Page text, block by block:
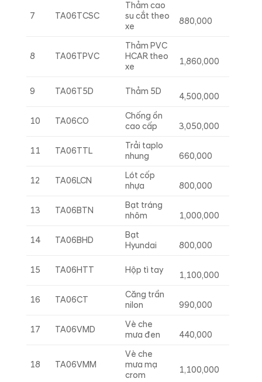
7 TA06TCSC
Thảm cao
su cắt theo
xe
880,000
8 TA06TPVC
Thảm PVC
HCAR theo
xe
1,860,000
9 TA06T5D Thảm 5D 4,500,000
10 TA06CO
Chống ồn
cao cấp
3,050,000
11 TA06TTL
Trải taplo
nhung
660,000
12 TA06LCN
Lót cốp
nhựa
800,000
13 TA06BTN
Bạt tráng
nhôm
1,000,000
14 TA06BHD
Bạt
Hyundai
800,000
15 TA06HTT Hộp tì tay 1,100,000
16 TA06CT
Căng trần
nilon
990,000
17 TA06VMD
Vè che
mưa đen
440,000
18 TA06VMM
Vè che
mưa mạ
crom
1,100,000